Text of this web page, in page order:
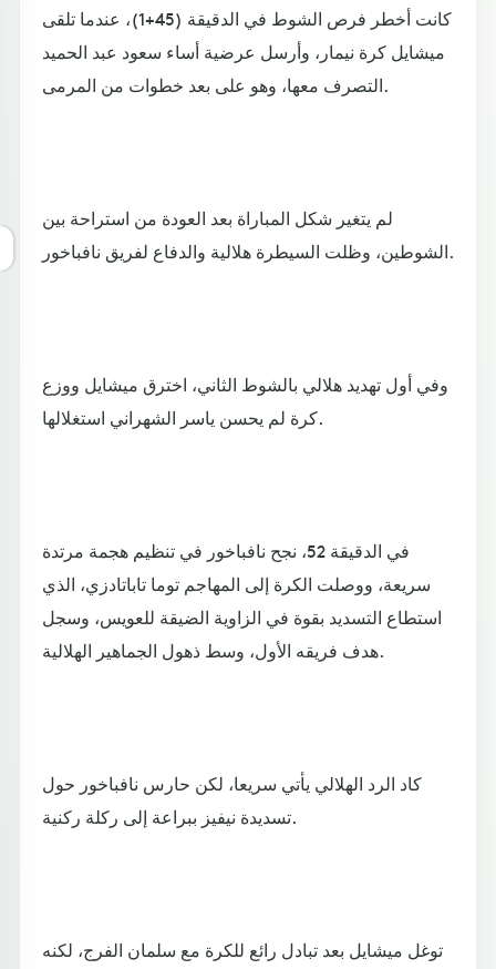
كانت أخطر فرص الشوط في الدقيقة (45+1)، عندما تلقى
ميشايل كرة نيمار، وأرسل عرضية أساء سعود عبد الحميد
التصرف معها، وهو على بعد خطوات من المرمى.
لم يتغير شكل المباراة بعد العودة من استراحة بين
الشوطين، وظلت السيطرة هلالية والدفاع لفريق نافباخور.
وفي أول تهديد هلالي بالشوط الثاني، اخترق ميشايل ووزع
كرة لم يحسن ياسر الشهراني استغلالها.
في الدقيقة 52، نجح نافباخور في تنظيم هجمة مرتدة
سريعة، ووصلت الكرة إلى المهاجم توما تاباتادزي، الذي
استطاع التسديد بقوة في الزاوية الضيقة للعويس، وسجل
هدف فريقه الأول، وسط ذهول الجماهير الهلالية.
كاد الرد الهلالي يأتي سريعا، لكن حارس نافباخور حول
تسديدة نيفيز ببراعة إلى ركلة ركنية.
توغل ميشايل بعد تبادل رائع للكرة مع سلمان الفرج، لكنه